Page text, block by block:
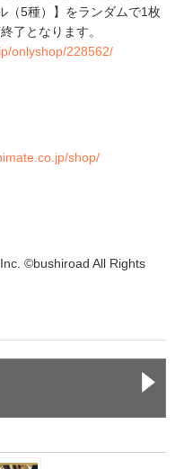
（5種）】をランダムで1枚
了となります。
onlyshop/228562/
shop/
©bushiroad All Rights